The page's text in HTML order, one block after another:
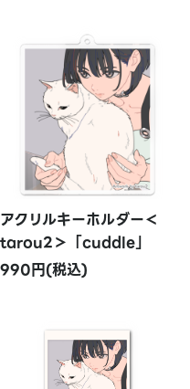
アクリルキーホルダー＜
tarou2＞「cuddle」
990円(税込)